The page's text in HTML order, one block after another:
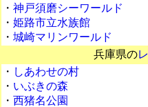
・ 神戸須磨シーワールド
・ 姫路市立水族館
・ 城崎マリンワールド
兵庫県の
・ しあわせの村
・ いぶきの森
・ 西猪名公園